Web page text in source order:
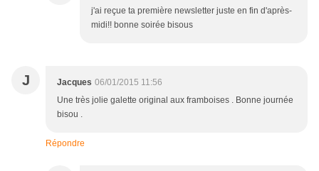
j'ai reçue ta première newsletter juste en fin d'après-
midi!! bonne soirée bisous
J Jacques 06/01/2015 11:56
Une très jolie galette original aux framboises . Bonne journée
bisou .
Répondre